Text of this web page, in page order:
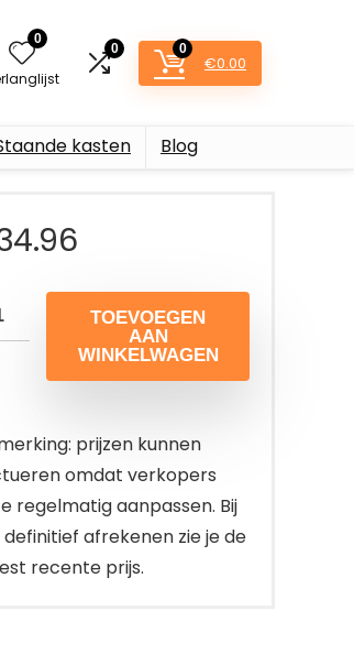
0
0 0
€0.00
kasten Blog
TOEVOEGEN
AAN
WINKELWAGEN
prijzen kunnen
omdat verkopers
regelmatig aanpassen. Bij
afrekenen zie je de
recente prijs.